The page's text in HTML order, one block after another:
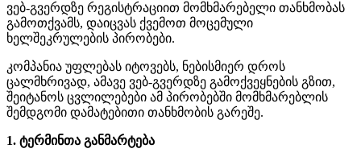
ვებ-გვერდზე რეგისტრაციით მომხმარებელი თანხმობას
გამოთქვამს, დაიცვას ქვემოთ მოცემული
ხელშეკრულების პირობები.
კომპანია უფლებას იტოვებს, ნებისმიერ დროს
ცალმხრივად, ამავე ვებ-გვერდზე გამოქვეყნების გზით,
შეიტანოს ცვლილებები ამ პირობებში მომხმარებლის
შემდგომი დამატებითი თანხმობის გარეშე.
1. ტერმინთა განმარტება